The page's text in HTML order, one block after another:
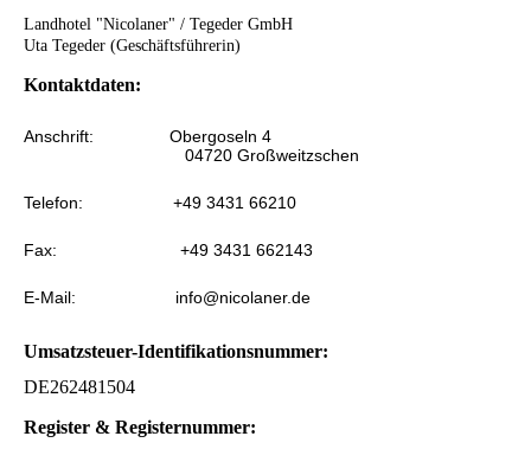
Landhotel "Nicolaner" / Tegeder GmbH
Uta Tegeder (Geschäftsführerin)
Kontaktdaten:
Anschrift: Obergoseln 4
04720 Großweitzschen
Telefon: +49 3431 66210
Fax: +49 3431 662143
E-Mail: info@nicolaner.de
Umsatzsteuer-Identifikationsnummer:
DE262481504
Register & Registernummer: